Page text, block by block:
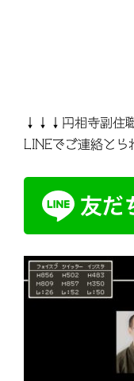
↓↓↓円相寺副住
LINEでご連絡とら